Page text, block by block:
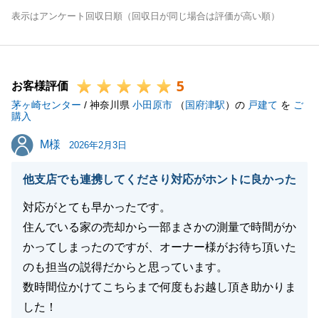
表示はアンケート回収日順（回収日が同じ場合は評価が高い順）
お客様評価 5
茅ヶ崎センター / 神奈川県 小田原市 （国府津駅）の 戸建て を ご
購入
M様
M様 2026年2月3日
他支店でも連携してくださり対応がホントに良かった
対応がとても早かったです。
住んでいる家の売却から一部まさかの測量で時間がか
かってしまったのですが、オーナー様がお待ち頂いた
のも担当の説得だからと思っています。
数時間位かけてこちらまで何度もお越し頂き助かりま
した！